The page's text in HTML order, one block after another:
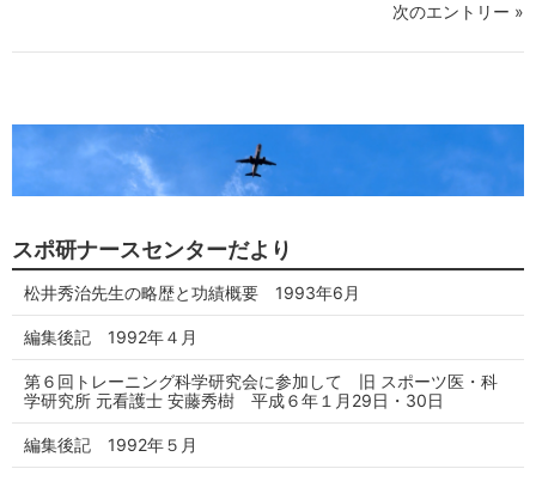
次のエントリー »
スポ研ナースセンターだより
松井秀治先生の略歴と功績概要 1993年6月
編集後記 1992年４月
第６回トレーニング科学研究会に参加して 旧 スポーツ医・科
学研究所 元看護士 安藤秀樹 平成６年１月29日・30日
編集後記 1992年５月